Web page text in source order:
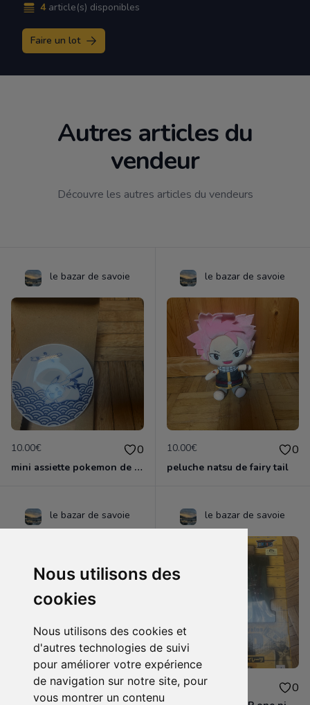
Nous utilisons des
cookies
Nous utilisons des cookies et
d'autres technologies de suivi
pour améliorer votre expérience
de navigation sur notre site, pour
vous montrer un contenu
4 article(s) disponibles
Faire un lot
Autres articles du
vendeur
Découvre les autres articles du vendeurs
le bazar de savoie
10.00€ 0
mini assiette pokemon de collection
le bazar de savoie
10.00€ 0
peluche natsu de fairy tail
le bazar de savoie
190.00€ 0
le bazar de savoie
95.00€ 0